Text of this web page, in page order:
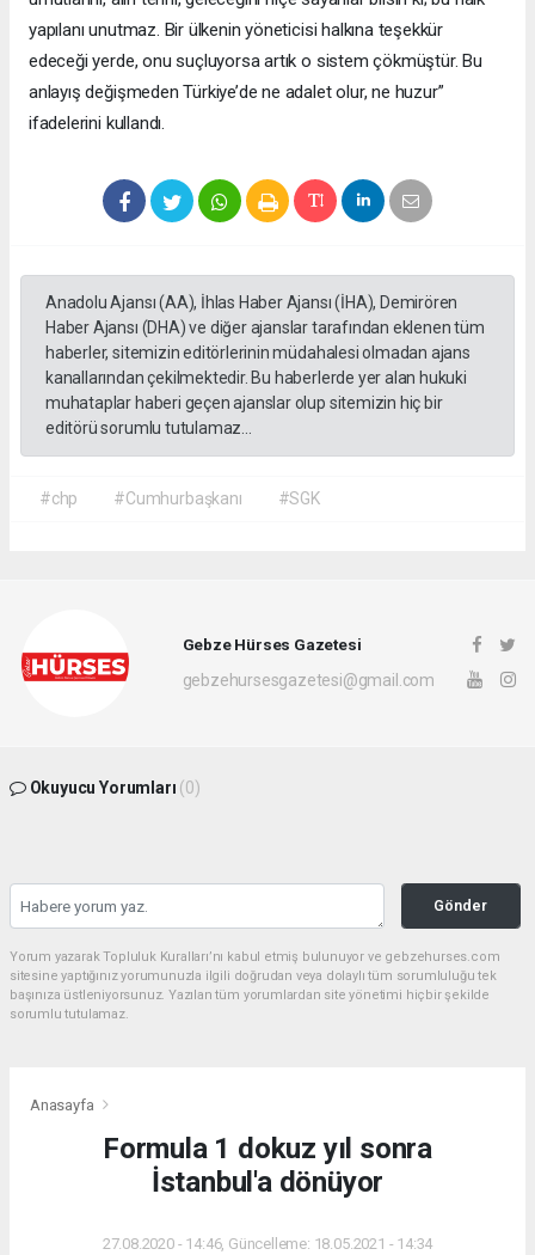
yapılanı unutmaz. Bir ülkenin yöneticisi halkına teşekkür
edeceği yerde, onu suçluyorsa artık o sistem çökmüştür. Bu
anlayış değişmeden Türkiye’de ne adalet olur, ne huzur”
ifadelerini kullandı.
Anadolu Ajansı (AA), İhlas Haber Ajansı (İHA), Demirören
Haber Ajansı (DHA) ve diğer ajanslar tarafından eklenen tüm
haberler, sitemizin editörlerinin müdahalesi olmadan ajans
kanallarından çekilmektedir. Bu haberlerde yer alan hukuki
muhataplar haberi geçen ajanslar olup sitemizin hiç bir
editörü sorumlu tutulamaz...
#chp #Cumhurbaşkanı #SGK
Gebze Hürses Gazetesi
gebzehursesgazetesi@gmail.com
Okuyucu Yorumları (0)
Gönder
Yorum yazarak Topluluk Kuralları’nı kabul etmiş bulunuyor ve gebzehurses.com
sitesine yaptığınız yorumunuzla ilgili doğrudan veya dolaylı tüm sorumluluğu tek
başınıza üstleniyorsunuz. Yazılan tüm yorumlardan site yönetimi hiçbir şekilde
sorumlu tutulamaz.
Anasayfa
Formula 1 dokuz yıl sonra
İstanbul'a dönüyor
27.08.2020 - 14:46, Güncelleme: 18.05.2021 - 14:34